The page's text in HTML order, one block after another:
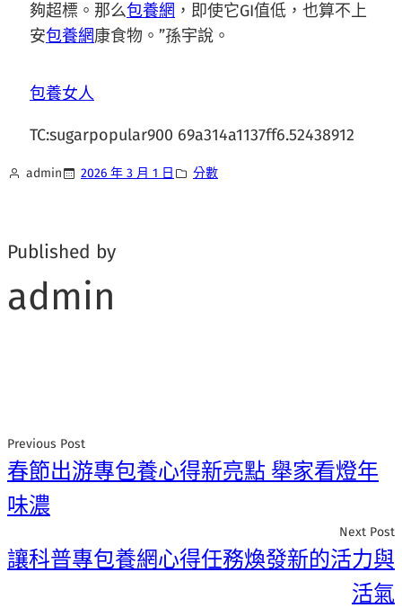
夠超標。那么包養網 ，即使它GI值低，也算不上
安包養網康食物。”孫宇說。
包養女人
TC:sugarpopular900 69a314a1137ff6.52438912
admin 2026 年 3 月 1 日 分數
Published by
admin
Previous Post
春節出游專包養心得新亮點 舉家看燈年
味濃
Next Post
讓科普專包養網心得任務煥發新的活力與
活氣